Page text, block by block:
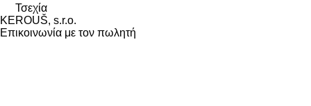
Τσεχία
KEROUŠ, s.r.o.
Επικοινωνία με τον πωλητή